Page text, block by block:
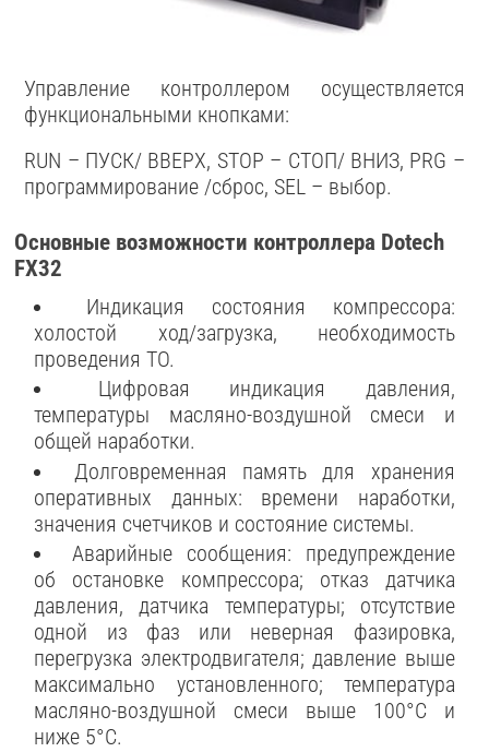
Управление контроллером осуществляется
функциональными кнопками:
RUN – ПУСК/ ВВЕРХ, STOP – СТОП/ ВНИЗ, PRG –
программирование /сброс, SEL – выбор.
Основные возможности контроллера Dotech
FX32
Индикация состояния компрессора:
холостой ход/загрузка, необходимость
проведения ТО.
Цифровая индикация давления,
температуры масляно-воздушной смеси и
общей наработки.
Долговременная память для хранения
оперативных данных: времени наработки,
значения счетчиков и состояние системы.
Аварийные сообщения: предупреждение
об остановке компрессора; отказ датчика
давления, датчика температуры; отсутствие
одной из фаз или неверная фазировка,
перегрузка электродвигателя; давление выше
максимально установленного; температура
масляно-воздушной смеси выше 100°С и
ниже 5°С.